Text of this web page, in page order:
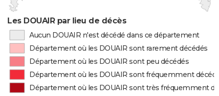
Les DOUAIR par lieu de décès
Aucun DOUAIR n'est décédé dans ce département
Département où les DOUAIR sont rarement décédés
Département où les DOUAIR sont peu décédés
Département où les DOUAIR sont fréquemment
Département où les DOUAIR sont très fréquemment